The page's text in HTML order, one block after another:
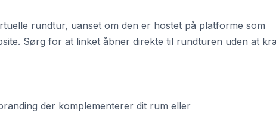
rundtur, uanset om den er hostet på platforme som
Sørg for at linket åbner direkte til rundturen uden at
der komplementerer dit rum eller